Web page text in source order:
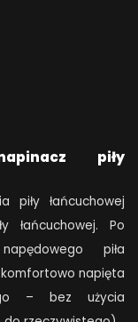
piły
piły łańcuchowej
łańcuchowej. Po
piła
napięta
– bez użycia